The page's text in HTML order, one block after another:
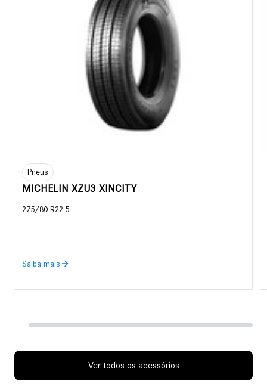
Pneus
MICHELIN XZU3 XINCITY
275/80 R22.5
Saiba mais
Ver todos os acessórios